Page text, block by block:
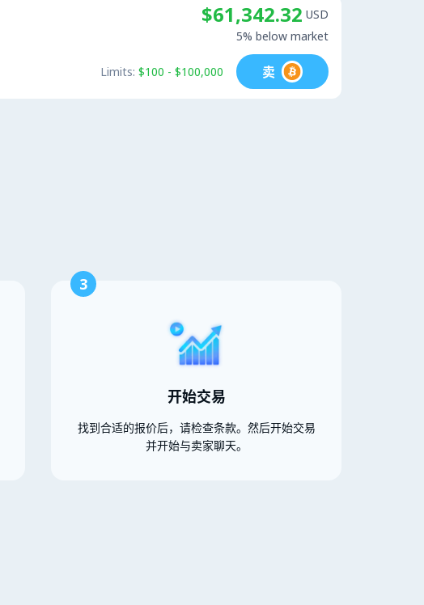
$61,342.32 USD
5% below market
Limits: $100 - $100,000 卖
3
开始交易
找到合适的报价后，请检查条款。然后开始交易
并开始与卖家聊天。